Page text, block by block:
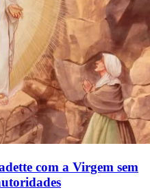
com a Virgem sem